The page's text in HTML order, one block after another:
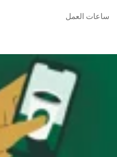
ساعات العمل